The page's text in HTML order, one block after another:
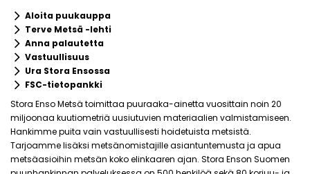
keyboard_arrow_rightAloita puukauppa
keyboard_arrow_rightTerve Metsä -lehti
keyboard_arrow_rightAnna palautetta
keyboard_arrow_rightVastuullisuus
keyboard_arrow_rightUra Stora Ensossa
keyboard_arrow_rightFSC-tietopankki
Stora Enso Metsä toimittaa puuraaka-ainetta vuosittain noin 20
miljoonaa kuutiometriä uusiutuvien materiaalien valmistamiseen.
Hankimme puita vain vastuullisesti hoidetuista metsistä.
Tarjoamme lisäksi metsänomistajille asiantuntemusta ja apua
metsäasioihin metsän koko elinkaaren ajan. Stora Enson Suomen